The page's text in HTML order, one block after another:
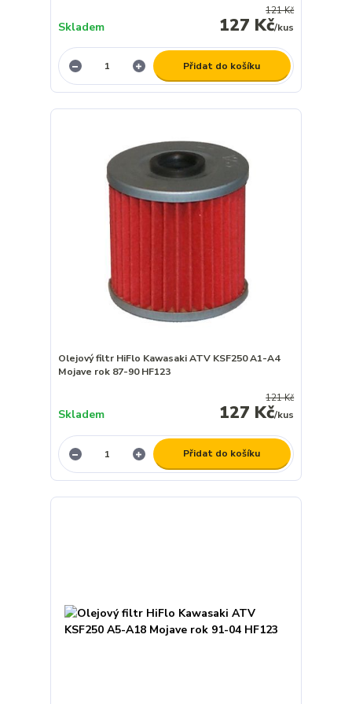
121 Kč
127 Kč/kus
Skladem
Přidat do košíku
Olejový filtr HiFlo Kawasaki ATV KSF250 A1-A4
Mojave rok 87-90 HF123
121 Kč
127 Kč/kus
Skladem
Přidat do košíku